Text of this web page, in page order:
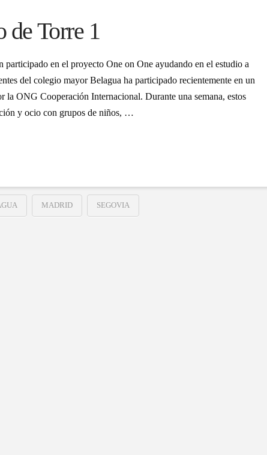
de Torre 1
participado en el proyecto One on One ayudando en el estudio a
del colegio mayor Belagua ha participado recientemente en un
la ONG Cooperación Internacional. Durante una semana, estos
y ocio con grupos de niños, …
MADRID SEGOVIA